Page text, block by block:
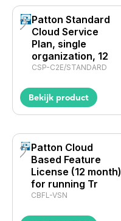
Patton Standard
Cloud Service
Plan, single
organization, 12
CSP-C2E/STANDARD
Bekijk product
Patton Cloud
Based Feature
License (12 month)
for running Tr
CBFL-VSN